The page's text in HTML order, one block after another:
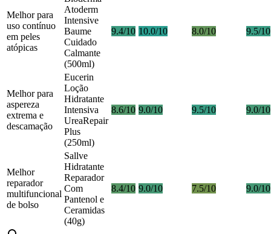
Melhor para
uso contínuo
em peles
atópicas
Atoderm
Intensive
Baume
Cuidado
Calmante
(500ml)
9.4/10 10.0/10 8.0/10 9.5/10
Melhor para
aspereza
extrema e
descamação
Eucerin
Loção
Hidratante
Intensiva
UreaRepair
Plus
(250ml)
8.6/10 9.0/10 9.5/10 9.0/10
Melhor
reparador
multifuncional
de bolso
Sallve
Hidratante
Reparador
Com
Pantenol e
Ceramidas
(40g)
8.4/10 9.0/10 7.5/10 9.0/10